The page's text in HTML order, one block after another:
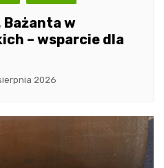
Bażanta w
– wsparcie dla
2026